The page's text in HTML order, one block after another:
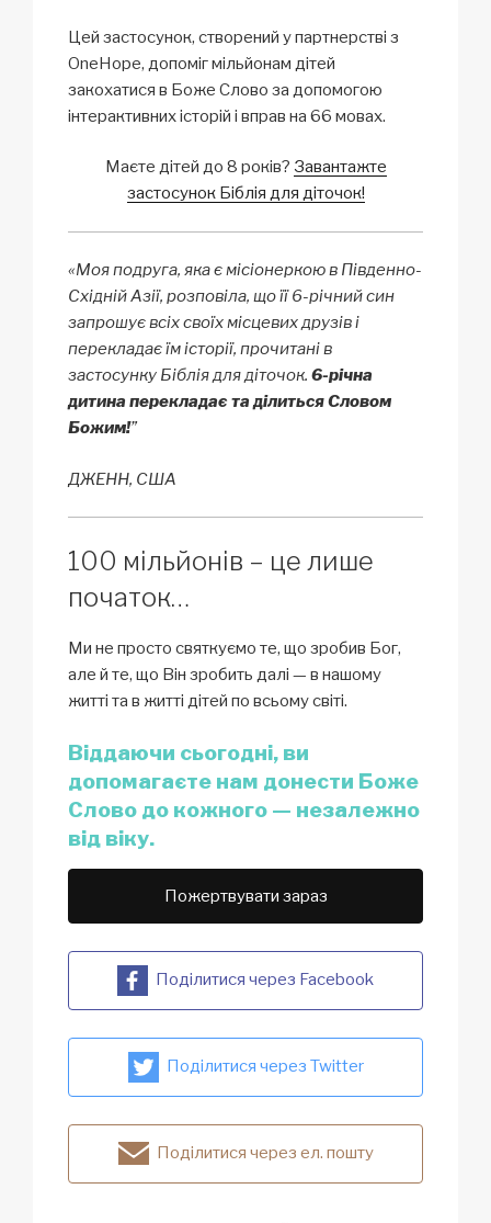
Цей застосунок, створений у партнерстві з
OneHope, допоміг мільйонам дітей
закохатися в Боже Слово за допомогою
інтерактивних історій і вправ на 66 мовах.
Маєте дітей до 8 років? Завантажте
застосунок Біблія для діточок!
«Моя подруга, яка є місіонеркою в Південно-
Східній Азії, розповіла, що її 6-річний син
запрошує всіх своїх місцевих друзів і
перекладає їм історії, прочитані в
застосунку Біблія для діточок. 6-річна
дитина перекладає та ділиться Словом
Божим!”
ДЖЕНН, США
100 мільйонів – це лише
початок…
Ми не просто святкуємо те, що зробив Бог,
але й те, що Він зробить далі — в нашому
житті та в житті дітей по всьому світі.
Віддаючи сьогодні, ви
допомагаєте нам донести Боже
Слово до кожного — незалежно
від віку.
Пожертвувати зараз
Поділитися через Facebook
Поділитися через Twitter
Поділитися через ел. пошту